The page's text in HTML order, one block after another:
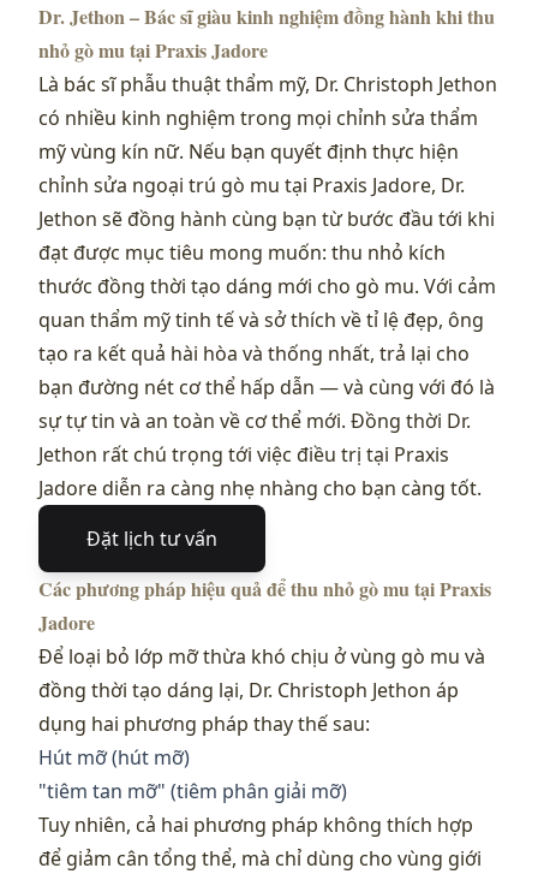
Dr. Jethon – Bác sĩ giàu kinh nghiệm đồng hành khi thu
nhỏ gò mu tại Praxis Jadore
Là bác sĩ phẫu thuật thẩm mỹ, Dr. Christoph Jethon
có nhiều kinh nghiệm trong mọi chỉnh sửa thẩm
mỹ vùng kín nữ. Nếu bạn quyết định thực hiện
chỉnh sửa ngoại trú gò mu tại Praxis Jadore, Dr.
Jethon sẽ đồng hành cùng bạn từ bước đầu tới khi
đạt được mục tiêu mong muốn: thu nhỏ kích
thước đồng thời tạo dáng mới cho gò mu. Với cảm
quan thẩm mỹ tinh tế và sở thích về tỉ lệ đẹp, ông
tạo ra kết quả hài hòa và thống nhất, trả lại cho
bạn đường nét cơ thể hấp dẫn — và cùng với đó là
sự tự tin và an toàn về cơ thể mới. Đồng thời Dr.
Jethon rất chú trọng tới việc điều trị tại Praxis
Jadore diễn ra càng nhẹ nhàng cho bạn càng tốt.
Đặt lịch tư vấn
Các phương pháp hiệu quả để thu nhỏ gò mu tại Praxis
Jadore
Để loại bỏ lớp mỡ thừa khó chịu ở vùng gò mu và
đồng thời tạo dáng lại, Dr. Christoph Jethon áp
dụng hai phương pháp thay thế sau:
Hút mỡ (hút mỡ)
"tiêm tan mỡ" (tiêm phân giải mỡ)
Tuy nhiên, cả hai phương pháp không thích hợp
để giảm cân tổng thể, mà chỉ dùng cho vùng giới